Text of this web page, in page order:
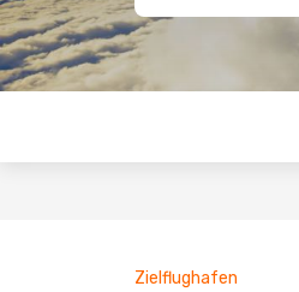
Zielflughafen